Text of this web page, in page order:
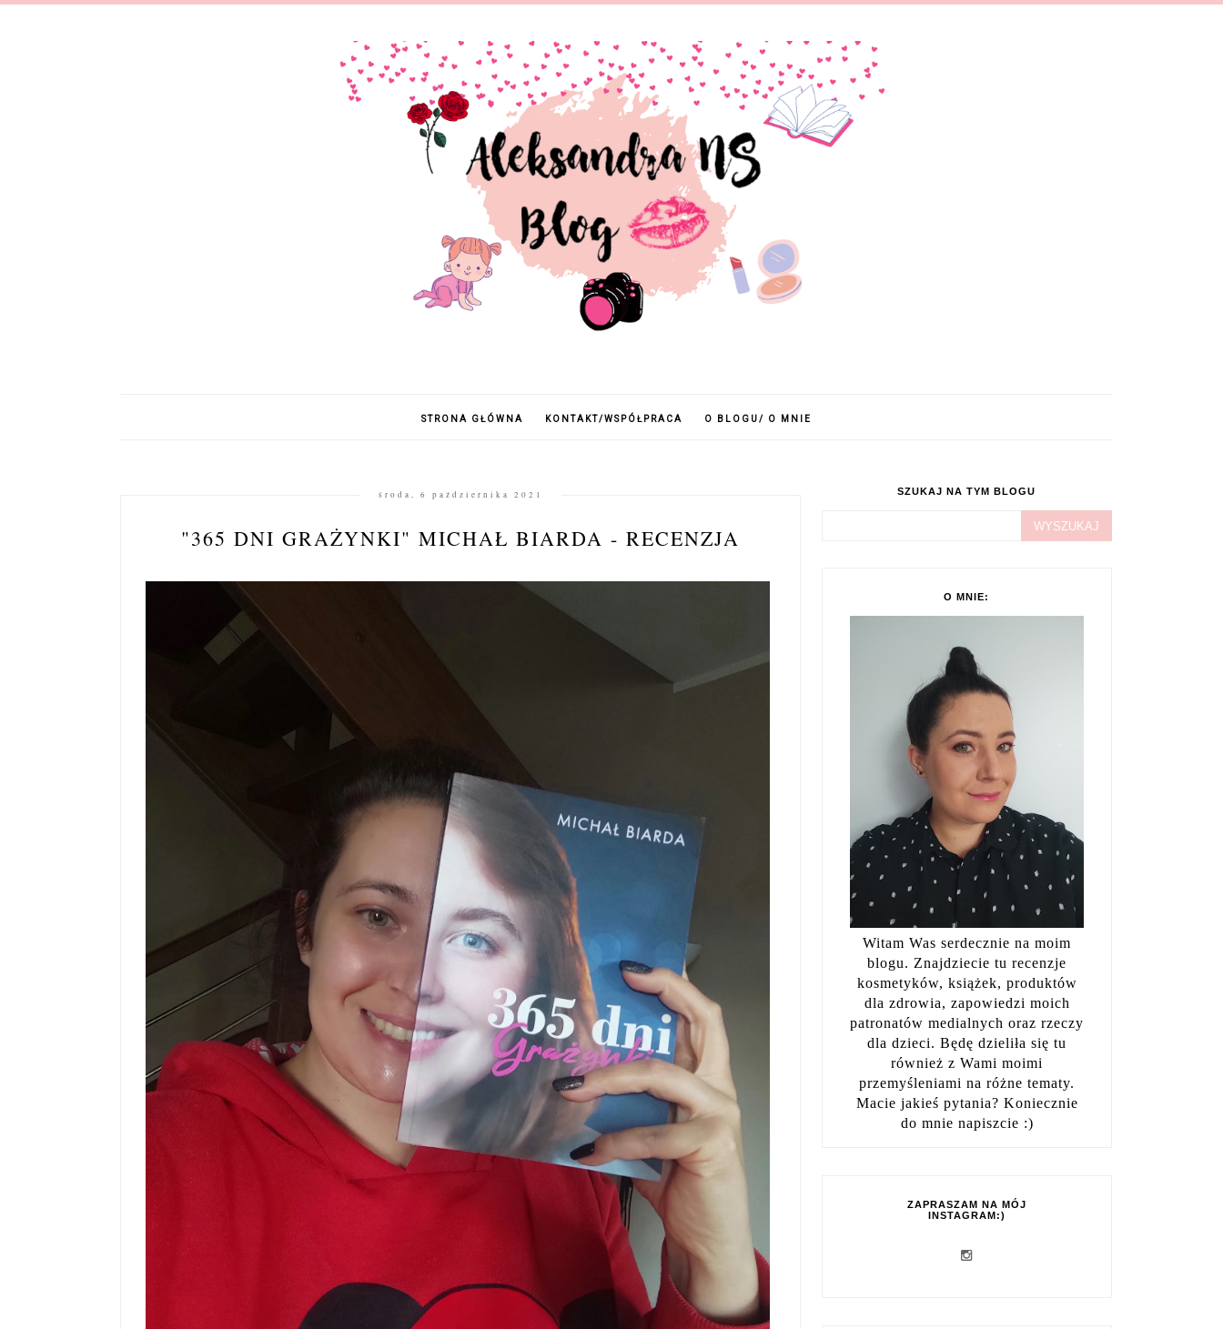
STRONA GŁÓWNA KONTAKT/WSPÓŁPRACA O BLOGU/ O MNIE
środa, 6 października 2021
"365 DNI GRAŻYNKI" MICHAŁ BIARDA - RECENZJA
SZUKAJ NA TYM BLOGU
O MNIE:
Witam Was serdecznie na moim
blogu. Znajdziecie tu recenzje
kosmetyków, książek, produktów
dla zdrowia, zapowiedzi moich
patronatów medialnych oraz rzeczy
dla dzieci. Będę dzieliła się tu
również z Wami moimi
przemyśleniami na różne tematy.
Macie jakieś pytania? Koniecznie
do mnie napiszcie :)
ZAPRASZAM NA MÓJ
INSTAGRAM:)